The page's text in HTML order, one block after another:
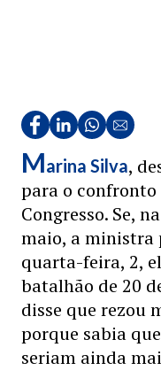
Marina Silva,
para o confronto
Congresso. Se,
maio, a ministra
quarta-feira, 2,
batalhão de 20
disse que rezou
porque sabia
seriam ainda